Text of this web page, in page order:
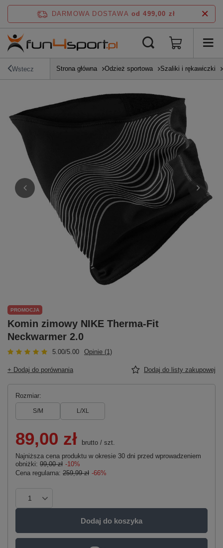
DARMOWA DOSTAWA od 499,00 zł
Wstecz Strona główna Odzież sportowa Szaliki i rękawiczki
PROMOCJA
Komin zimowy NIKE Therma-Fit
Neckwarmer 2.0
5.00/5.00 Opinie (1)
+ Dodaj do porównania Dodaj do listy zakupowej
Rozmiar
S/M L/XL
89,00 zł brutto / szt.
Najniższa cena produktu w okresie 30 dni przed wprowadzeniem
obniżki: 99,00 zł -10%
Cena regularna: 259,99 zł -66%
Dodaj do koszyka